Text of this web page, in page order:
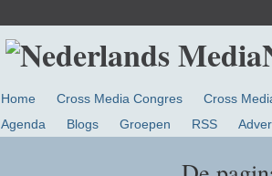
Home Cross Media Congres Cross
Agenda
Blogs Groepen RSS